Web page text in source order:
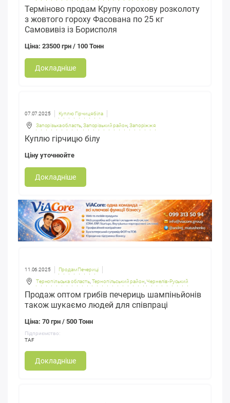
Терміново продам Крупу горохову розколоту
з жовтого гороху Фасована по 25 кг
Самовивіз із Борисполя
Ціна: 23500 грн / 100 Тонн
Докладніше
07.07.2025 Куплю Гірчиця біла
Запорізька область ,Запорізький район ,Запоріжжя
Куплю гірчицю білу
Ціну уточнюйте
Докладніше
11.06.2025 Продам Печериці
Тернопільська область,Тернопільський район,Чернелів-Руський
Продаж оптом грибів печериць шампіньйонів
також шукаємо людей для співпраці
Ціна: 70 грн / 500 Тонн
Підприємство:
TAF
Докладніше